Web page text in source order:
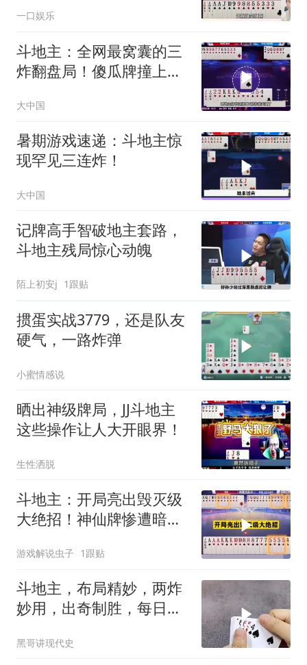
一口娱乐
斗地主：全网最窝囊的三
炸翻盘局！傻瓜牌撞上大
大中国
暑期游戏速递：斗地主惊
现罕见三连炸！
大中国
记牌高手智破地主套路，
斗地主残局惊心动魄
陌上初安j 1跟贴
掼蛋实战3779，还是队友
硬气，一路炸弹
小蜜情感说
晒出神级牌局，JJ斗地主
这些操作让人大开眼界！
生性洒脱
斗地主：开局亮出毁灭级
大绝招！神仙牌惨遭暗
游戏解说虫子 1跟贴
斗地主，布局精妙，两炸
妙用，出奇制胜，每日更
黑哥讲现代史